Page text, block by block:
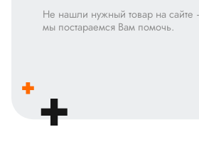
Не нашли нужный товар на сайте
мы постараемся Вам помочь.